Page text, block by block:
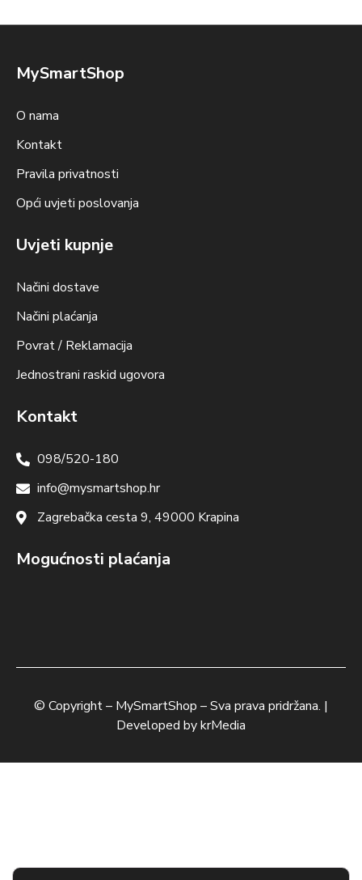
MySmartShop
O nama
Kontakt
Pravila privatnosti
Opći uvjeti poslovanja
Uvjeti kupnje
Načini dostave
Načini plaćanja
Povrat / Reklamacija
Jednostrani raskid ugovora
Kontakt
098/520-180
info@mysmartshop.hr
Zagrebačka cesta 9, 49000 Krapina
Mogućnosti plaćanja
© Copyright – MySmartShop – Sva prava pridržana. |
Developed bykrMedia